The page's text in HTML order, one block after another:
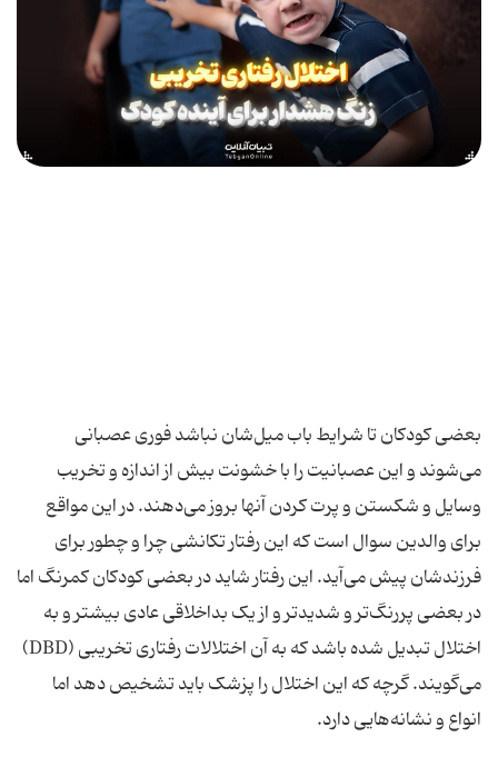
بعضی کودکان تا شرایط باب میل‌شان نباشد فوری عصبانی
می‌شوند و این عصبانیت را با خشونت بیش از اندازه و تخریب
وسایل و شکستن و پرت کردن آنها بروز می‌دهند. در این مواقع
برای والدین سوال است که این رفتار تکانشی چرا و چطور برای
فرزندشان پیش می‌آید. این رفتار شاید در بعضی کودکان کمرنگ اما
در بعضی پررنگ‌تر و شدیدتر و از یک بداخلاقی عادی بیشتر و به
اختلال تبدیل شده باشد که به آن اختلالات رفتاری تخریبی (DBD)
می‌گویند. گرچه که این اختلال را پزشک باید تشخیص دهد اما
انواع و نشانه‌هایی دارد.